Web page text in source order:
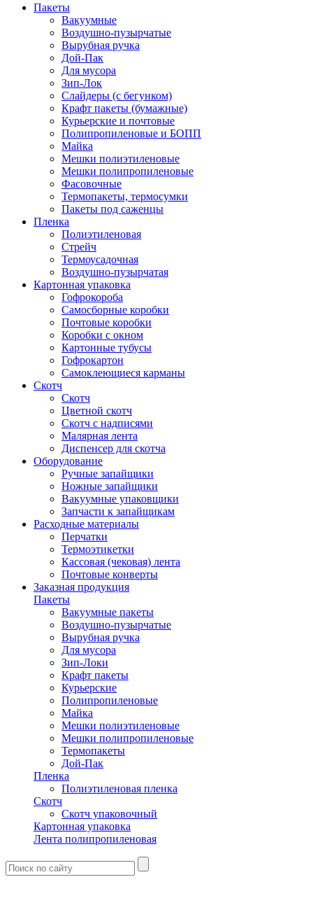
Пакеты
Вакуумные
Воздушно-пузырчатые
Вырубная ручка
Дой-Пак
Для мусора
Зип-Лок
Слайдеры (с бегунком)
Крафт пакеты (бумажные)
Курьерские и почтовые
Полипропиленовые и БОПП
Майка
Мешки полиэтиленовые
Мешки полипропиленовые
Фасовочные
Термопакеты, термосумки
Пакеты под саженцы
Пленка
Полиэтиленовая
Стрейч
Термоусадочная
Воздушно-пузырчатая
Картонная упаковка
Гофрокороба
Самосборные коробки
Почтовые коробки
Коробки с окном
Картонные тубусы
Гофрокартон
Самоклеющиеся карманы
Скотч
Скотч
Цветной скотч
Скотч с надписями
Малярная лента
Диспенсер для скотча
Оборудование
Ручные запайщики
Ножные запайщики
Вакуумные упаковщики
Запчасти к запайщикам
Расходные материалы
Перчатки
Термоэтикетки
Кассовая (чековая) лента
Почтовые конверты
Заказная продукция
Пакеты
Вакуумные пакеты
Воздушно-пузырчатые
Вырубная ручка
Для мусора
Зип-Локи
Крафт пакеты
Курьерские
Полипропиленовые
Майка
Мешки полиэтиленовые
Мешки полипропиленовые
Термопакеты
Дой-Пак
Пленка
Полиэтиленовая пленка
Скотч
Скотч упаковочный
Картонная упаковка
Лента полипропиленовая